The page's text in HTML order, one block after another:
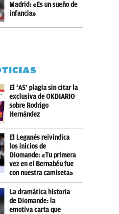
Madrid: «Es un sueño de
infancia»
El ‘AS’ plagia sin citar la
exclusiva de OKDIARIO
sobre Rodrigo
Hernández
El Leganés reivindica
los inicios de
Diomande: «Tu primera
vez en el Bernabéu fue
con nuestra camiseta»
La dramática historia
de Diomande: la
emotiva carta que